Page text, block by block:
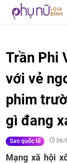
Trần Phi
với vẻ
phim
gì đang
Sao quốc tế 06/
Mạng xã hội